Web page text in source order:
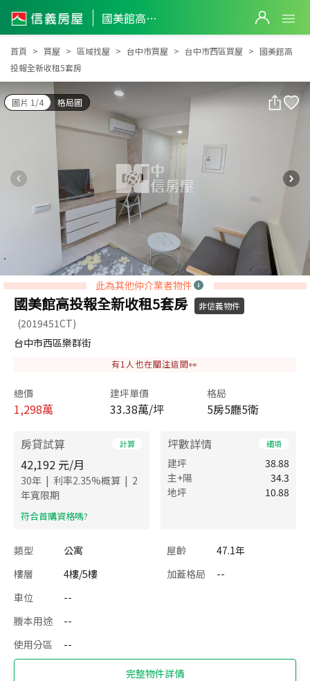
國美館高投報全新收租5套房
國美館高投報全新收租5套房
首頁 買屋 區域找屋 台中市買屋 台中市西區買屋
國美館高
投報全新收租5套房
圖片 1/4 格局圖
此為其他仲介業者物件
國美館高投報全新收租5套房 非信義物件
(2019451CT)
台中市西區樂群街
有1 人也在關注這間👀
總價
1,298萬
建坪單價
33.38萬/坪
格局
5房5廳5衛
房貸試算 計算
42,192 元/月
30年 | 利率2.35%概算 | 2
年寬限期
​符合首購資格嗎?
坪數詳情 細項
建坪
38.88
主+陽
34.3
地坪
10.88
類型 公寓 屋齡
47.1年
樓層
4樓/5樓 加蓋格局
--
車位
--
謄本用途
--
使用分區
--
完整物件詳情